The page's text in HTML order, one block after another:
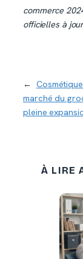
commerce
officielles à
←
marché du
pleine
À LIRE